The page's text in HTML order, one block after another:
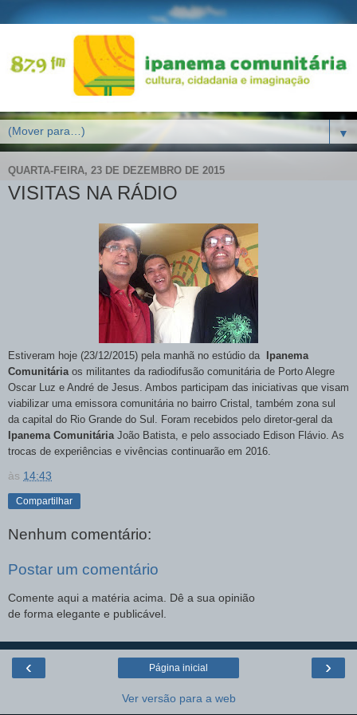
▼
QUARTA-FEIRA, 23 DE DEZEMBRO DE 2015
VISITAS NA RÁDIO
Estiveram hoje (23/12/2015) pela manhã no estúdio da Ipanema
Comunitária os militantes da radiodifusão comunitária de Porto Alegre
Oscar Luz e André de Jesus. Ambos participam das iniciativas que visam
viabilizar uma emissora comunitária no bairro Cristal, também zona sul
da capital do Rio Grande do Sul. Foram recebidos pelo diretor-geral da
Ipanema Comunitária João Batista, e pelo associado Edison Flávio. As
trocas de experiências e vivências continuarão em 2016.
às 14:43
Compartilhar
Nenhum comentário:
Postar um comentário
Comente aqui a matéria acima. Dê a sua opinião
de forma elegante e publicável.
‹ ›
Página inicial
Ver versão para a web